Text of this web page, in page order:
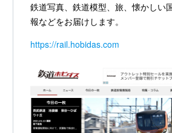
鉄道写真、鉄道模型、旅、懐かしい
報などをお届けします。
https://rail.hobidas.com